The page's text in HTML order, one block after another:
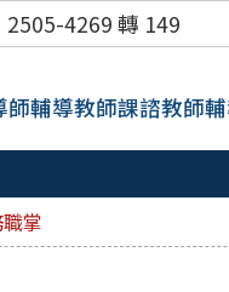
掌
2505-4269 轉 149
師輔導教師課諮教師